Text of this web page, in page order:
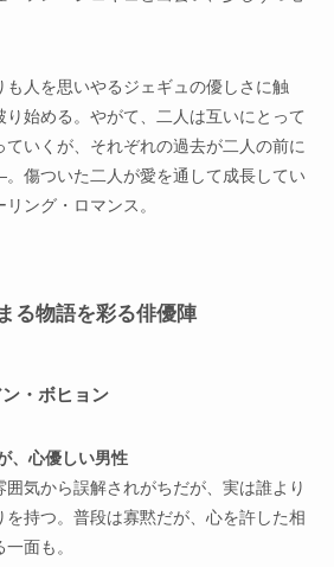
も人を思いやるジェギュの優しさに触
始める。やがて、二人は互いにとって
いくが、それぞれの過去が二人の前に
傷ついた二人が愛を通して成長してい
ング・ロマンス。
る物語を彩る俳優陣
・ボヒョン
、心優しい男性
気から誤解されがちだが、実は誰より
を持つ。普段は寡黙だが、心を許した相
面も。